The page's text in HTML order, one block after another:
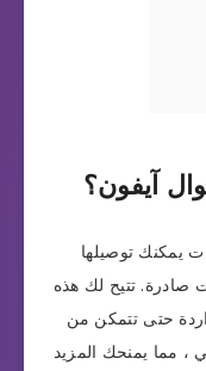
آيفون؟
يمكنك توصيلها
صادرة. تتيح لك هذه
حتى تتمكن من
، مما يمنحك المزيد